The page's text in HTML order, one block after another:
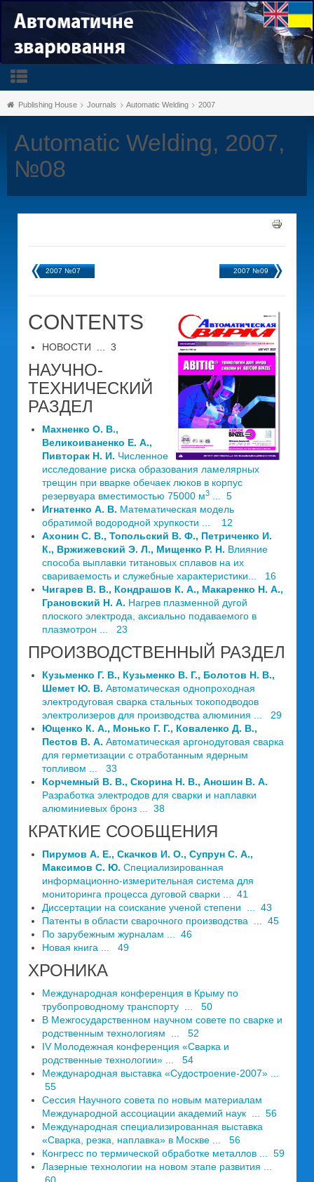
Publishing House Journals Automatic Welding 2007
Automatic Welding, 2007,
№08
2007 №07 2007 №09
CONTENTS
НОВОСТИ ... 3
НАУЧНО-
ТЕХНИЧЕСКИЙ
РАЗДЕЛ
Махненко О. В.,
Великоиваненко Е. А.,
Пивторак Н. И. Численное
исследование риска образования ламелярных
трещин при вварке обечаек люков в корпус
резервуара вместимостью 75000 м3
... 5
Игнатенко А. В. Математическая модель
обратимой водородной хрупкости ... 12
Ахонин С. В., Топольский В. Ф., Петриченко И.
К., Вржижевский Э. Л., Мищенко Р. Н. Влияние
способа выплавки титановых сплавов на их
свариваемость и служебные характеристики... 16
Чигарев В. В., Кондрашов К. А., Макаренко Н. А.,
Грановский Н. А. Нагрев плазменной дугой
плоского электрода, аксиально подаваемого в
плазмотрон ... 23
ПРОИЗВОДСТВЕННЫЙ РАЗДЕЛ
Кузьменко Г. В., Кузьменко В. Г., Болотов Н. В.,
Шемет Ю. В. Автома­тическая однопроходная
электродуговая сварка стальных токоподводов
электролизеров для производства алюминия ... 29
Ющенко К. А., Монько Г. Г., Коваленко Д. В.,
Пестов В. А. Автоматическая аргонодуговая сварка
для герметизации с отработанным ядерным
топливом ... 33
Корчемный В. В., Скорина Н. В., Аношин В. А.
Разработка электродов для сварки и наплавки
алюминиевых бронз ... 38
КРАТКИЕ СООБЩЕНИЯ
Пирумов А. Е., Скачков И. О., Супрун С. А.,
Максимов С. Ю. Специализированная
информационно-измерительная система для
мониторинга процесса дуговой сварки ... 41
Диссертации на соискание ученой степени ... 43
Патенты в области сварочного производства ... 45
По зарубежным журналам ... 46
Новая книга ... 49
ХРОНИКА
Международная конференция в Крыму по
трубопроводному транспорту ... 50
В Межгосударственном научном совете по сварке и
родственным технологиям ... 52
IV Молодежная конференция «Сварка и
родственные технологии» ... 54
Международная выставка «Судостроение-2007» ...
55
Сессия Научного совета по новым материалам
Международной ассоциации академий наук ... 56
Международная специализированная выставка
«Сварка, резка, наплавка» в Москве ... 56
Конгресс по термической обработке металлов ... 59
Лазерные технологии на новом этапе развития ...